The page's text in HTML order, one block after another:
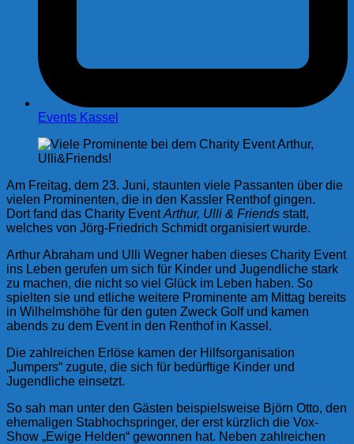
Events Kassel
Am Freitag, dem 23. Juni, staunten viele Passanten über die
vielen Prominenten, die in den Kassler Renthof gingen.
Dort fand das Charity EventArthur, Ulli & Friends statt,
welches von Jörg-Friedrich Schmidt organisiert wurde.
Arthur Abraham und Ulli Wegner haben dieses Charity Event
ins Leben gerufen um sich für Kinder und Jugendliche stark
zu machen, die nicht so viel Glück im Leben haben. So
spielten sie und etliche weitere Prominente am Mittag bereits
in Wilhelmshöhe für den guten Zweck Golf und kamen
abends zu dem Event in den Renthof in Kassel.
Die zahlreichen Erlöse kamen der Hilfsorganisation
„Jumpers“ zugute, die sich für bedürftige Kinder und
Jugendliche einsetzt.
So sah man unter den Gästen beispielsweise Björn Otto, den
ehemaligen Stabhochspringer, der erst kürzlich die Vox-
Show „Ewige Helden“ gewonnen hat. Neben zahlreichen